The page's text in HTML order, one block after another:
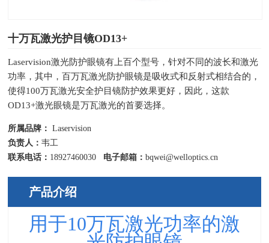
十万瓦激光护目镜OD13+
Laservision激光防护眼镜有上百个型号，针对不同的波长和激光
功率，其中，百万瓦激光防护眼镜是吸收式和反射式相结合的，
使得100万瓦激光安全护目镜防护效果更好，因此，这款
OD13+激光眼镜是万瓦激光的首要选择。
所属品牌： Laservision
负责人：韦工
联系电话： 18927460030 电子邮箱：bqwei@welloptics.cn
产品介绍
用于10万瓦激光功率的激